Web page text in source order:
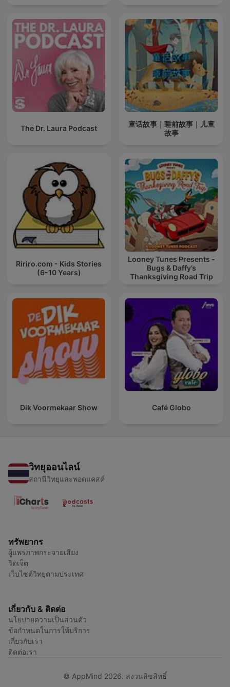
The Dr. Laura Podcast
童话故事｜睡前故事｜儿童
故事
Ririro.com - Kids Stories
(6-10 Years)
Looney Tunes Presents -
Bugs & Daffy’s
Thanksgiving Road Trip
Dik Voormekaar Show Café Globo
วิทยุออนไลน์
สถานีวิทยุและพอดแคสต์
ทรัพยากร
ผู้แพร่ภาพกระจายเสียง
วิดเจ็ต
เว็บไซต์วิทยุตามประเทศ
เกี่ยวกับ & ติดต่อ
นโยบายความเป็นส่วนตัว
ข้อกำหนดในการให้บริการ
เกี่ยวกับเรา
ติดต่อเรา
© AppMind 2026. สงวนลิขสิทธิ์